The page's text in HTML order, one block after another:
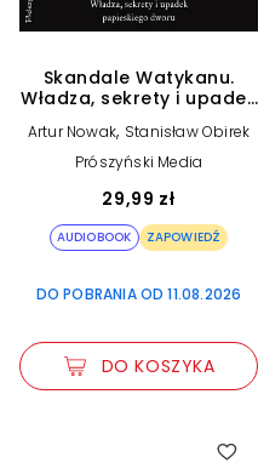
Skandale Watykanu.
Władza, sekrety i upadek
audio)
Artur Nowak, Stanisław Obirek
Prószyński Media
29,99 zł
AUDIOBOOK ZAPOWIEDŹ
DO POBRANIA OD 11.08.2026
DO KOSZYKA